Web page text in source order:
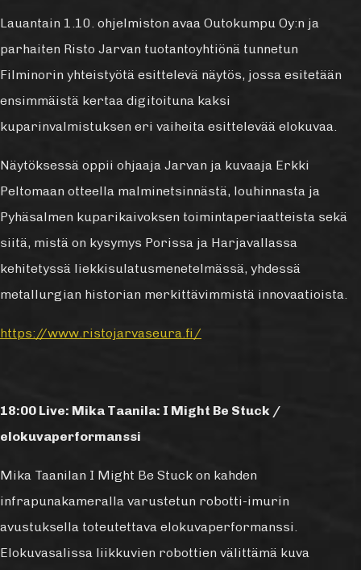
Lauantain 1.10. ohjelmiston avaa Outokumpu Oy:n ja
parhaiten Risto Jarvan tuotantoyhtiönä tunnetun
Filminorin yhteistyötä esittelevä näytös, jossa esitetään
ensimmäistä kertaa digitoituna kaksi
kuparinvalmistuksen eri vaiheita esittelevää elokuvaa.
Näytöksessä oppii ohjaaja Jarvan ja kuvaaja Erkki
Peltomaan otteella malminetsinnästä, louhinnasta ja
Pyhäsalmen kuparikaivoksen toimintaperiaatteista sekä
siitä, mistä on kysymys Porissa ja Harjavallassa
kehitetyssä liekkisulatusmenetelmässä, yhdessä
metallurgian historian merkittävimmistä innovaatioista.
https://www.ristojarvaseura.fi/
18:00 Live: Mika Taanila: I Might Be Stuck /
elokuvaperformanssi
Mika Taanilan I Might Be Stuck on kahden
infrapunakameralla varustetun robotti-imurin
avustuksella toteutettava elokuvaperformanssi.
Elokuvasalissa liikkuvien robottien välittämä kuva